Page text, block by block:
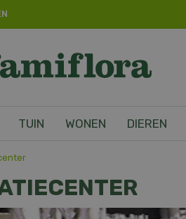
TUIN WONEN DIEREN